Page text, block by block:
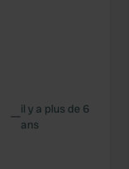
—il y a plus de 6
ans